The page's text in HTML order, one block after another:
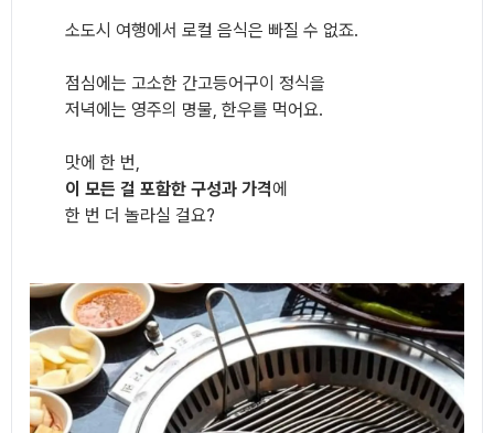
소도시 여행에서 로컬 음식은 빠질 수 없죠.
점심에는 고소한 간고등어구이 정식을
저녁에는 영주의 명물, 한우를 먹어요.
맛에 한 번,
이 모든 걸 포함한 구성과 가격에
한 번 더 놀라실 걸요?